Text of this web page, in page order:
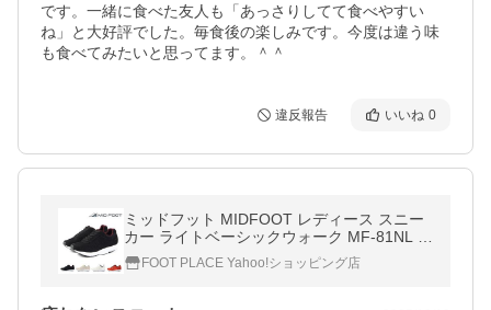
です。一緒に食べた友人も「あっさりしてて食べやすい
ね」と大好評でした。毎食後の楽しみです。今度は違う味
も食べてみたいと思ってます。＾＾
違反報告 いいね 0
ミッドフット MIDFOOT レディース スニー
カー ライトベーシックウォーク MF-81NL ウ
ォーキング 歩く力 ダイエット 外反母趾 4E
幅広 甲高 ワイド 消臭 母の日
FOOT PLACE Yahoo!ショッピング店